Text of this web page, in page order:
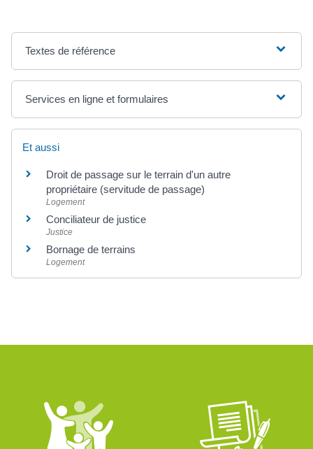
Textes de référence
Services en ligne et formulaires
Et aussi
Droit de passage sur le terrain d'un autre
propriétaire (servitude de passage)
Logement
Conciliateur de justice
Justice
Bornage de terrains
Logement